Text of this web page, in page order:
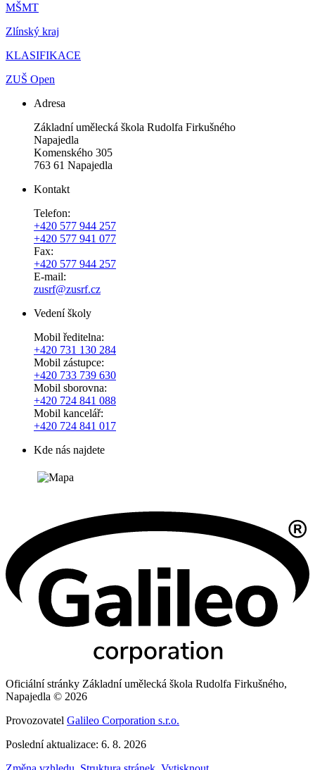
MŠMT
Zlínský kraj
KLASIFIKACE
ZUŠ Open
Adresa
Základní umělecká škola Rudolfa Firkušného
Napajedla
Komenského 305
763 61 Napajedla
Kontakt
Telefon:
+420 577 944 257
+420 577 941 077
Fax:
+420 577 944 257
E-mail:
zusrf@zusrf.cz
Vedení školy
Mobil ředitelna:
+420 731 130 284
Mobil zástupce:
+420 733 739 630
Mobil sborovna:
+420 724 841 088
Mobil kancelář:
+420 724 841 017
Kde nás najdete
Oficiální stránky Základní umělecká škola Rudolfa Firkušného,
Napajedla © 2026
Provozovatel Galileo Corporation s.r.o.
Poslední aktualizace: 6. 8. 2026